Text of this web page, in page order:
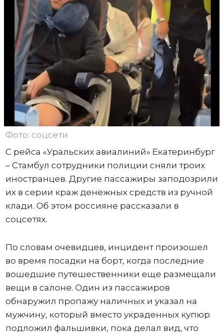
Фото: соцсети
С рейса «Уральских авиалиний» Екатеринбург
– Стамбул сотрудники полиции сняли троих
иностранцев. Другие пассажиры заподозрили
их в серии краж денежных средств из ручной
клади. Об этом россияне рассказали в
соцсетях.
По словам очевидцев, инцидент произошел
во время посадки на борт, когда последние
вошедшие путешественники еще размещали
вещи в салоне. Один из пассажиров
обнаружил пропажу наличных и указал на
мужчину, который вместо украденных купюр
подложил фальшивки, пока делал вид, что